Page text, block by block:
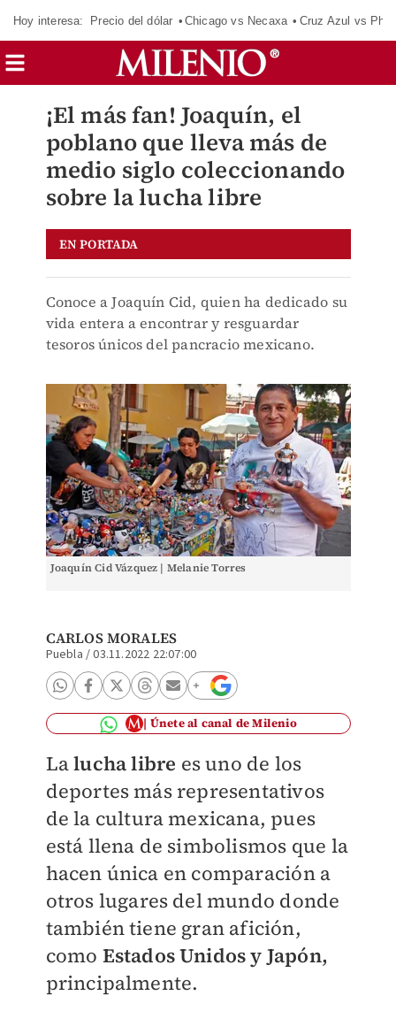
Hoy interesa: Precio del dólar Chicago vs Necaxa Cruz Azul vs
¡El más fan! Joaquín, el
poblano que lleva más de
medio siglo coleccionando
sobre la lucha libre
EN PORTADA
Conoce a Joaquín Cid, quien ha dedicado su
vida entera a encontrar y resguardar
tesoros únicos del pancracio mexicano.
Joaquín Cid Vázquez | Melanie Torres
CARLOS MORALES
Puebla /03.11.2022 22:07:00
Únete al canal de Milenio
Lalucha libre es uno de los
deportes más representativos
de la cultura mexicana, pues
está llena de simbolismos que la
hacen única en comparación a
otros lugares del mundo donde
también tiene gran afición,
como Estados Unidos y Japón,
principalmente.